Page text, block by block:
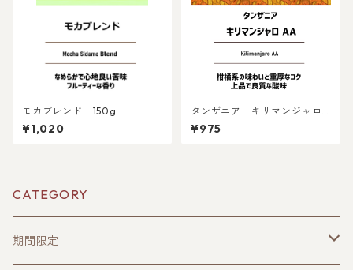
モカブレンド 150g
¥1,020
タンザニア キリマンジャロA
A 150g
¥975
CATEGORY
期間限定